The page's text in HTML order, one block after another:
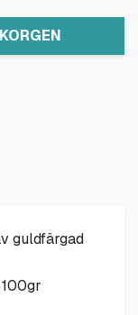
guldfärgad